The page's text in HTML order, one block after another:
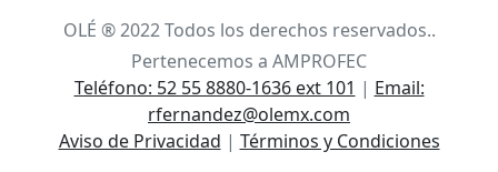
OLÉ ® 2022 Todos los derechos reservados..
Pertenecemos a AMPROFEC
Teléfono: 52 55 8880-1636 ext 101 | Email:
rfernandez@olemx.com
Aviso de Privacidad | Términos y Condiciones